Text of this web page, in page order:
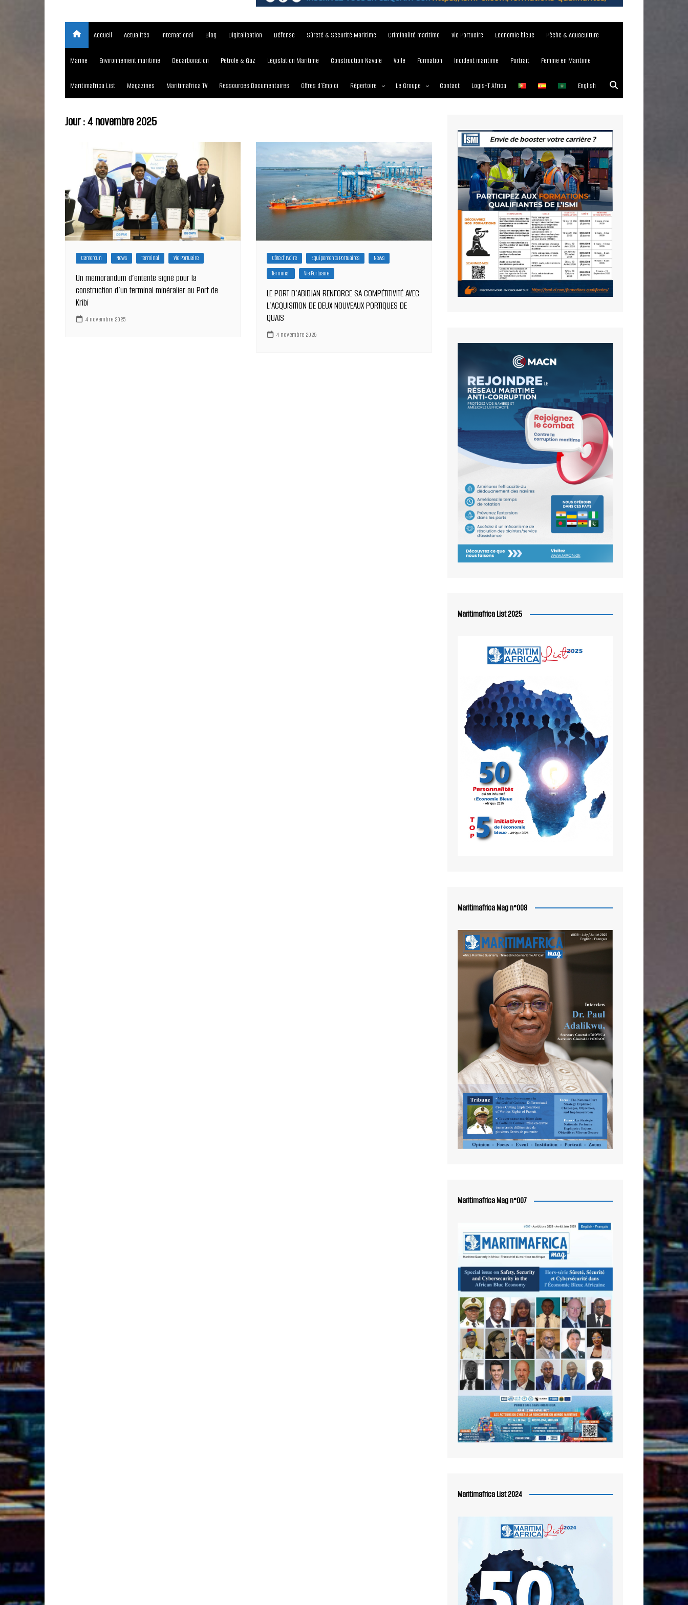
Accueil Actualités International Blog Digitalisation Défense Sûreté & Sécurité Maritime Criminalité maritime Vie Portuaire Economie bleue Pêche & Aquaculture
Marine Environnement maritime Décarbonation Pétrole & Gaz Législation Maritime Construction Navale Voile Formation Incident maritime Portrait Femme en Maritime
Maritimafrica List Magazines Maritimafrica TV Ressources Documentaires Offres d’Emploi Répertoire
Journées
Ports
Entreprises maritimes
Le Groupe
Nos Magazines
Communiqué de presse
Media Partner 2019 – 2023
Maritimafrica Awards
Contact Logis-T Africa English
Jour :4 novembre 2025
Cameroun News Terminal Vie Portuaire
Un mémorandum d’entente signé pour la
construction d’un terminal minéralier au Port de
Kribi
4 novembre 2025
Côte d'Ivoire Equipements Portuaires
News
Terminal
Vie Portuaire
LE PORT D’ABIDJAN RENFORCE SA COMPÉTITIVITÉ AVEC
L’ACQUISITION DE DEUX NOUVEAUX PORTIQUES DE
QUAIS
4 novembre 2025
Maritimafrica List 2025
Maritimafrica Mag n°008
Maritimafrica Mag n°007
Maritimafrica List 2024